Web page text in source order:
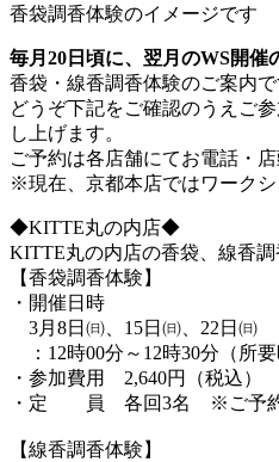
香袋調香体験のイメージです
毎月20日頃に、翌月のWS開催
香袋・線香調香体験のご案内で
どうぞ下記をご確認のうえご
し上げます。
ご予約は各店舗にてお電話・
※現在、京都本店ではワークシ
◆KITTE丸の内店◆
KITTE丸の内店の香袋、線香調
【香袋調香体験】
・開催日時
3月8日㈰、15日㈰、22日㈰
：12時00分～12時30分（所要
・参加費用 2,640円（税込）
・定 員 各回3名 ※ご予
【線香調香体験】